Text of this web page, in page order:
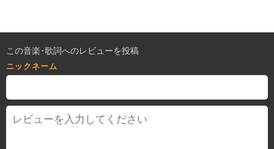
この音楽･歌詞へのレビューを投稿
ニックネーム